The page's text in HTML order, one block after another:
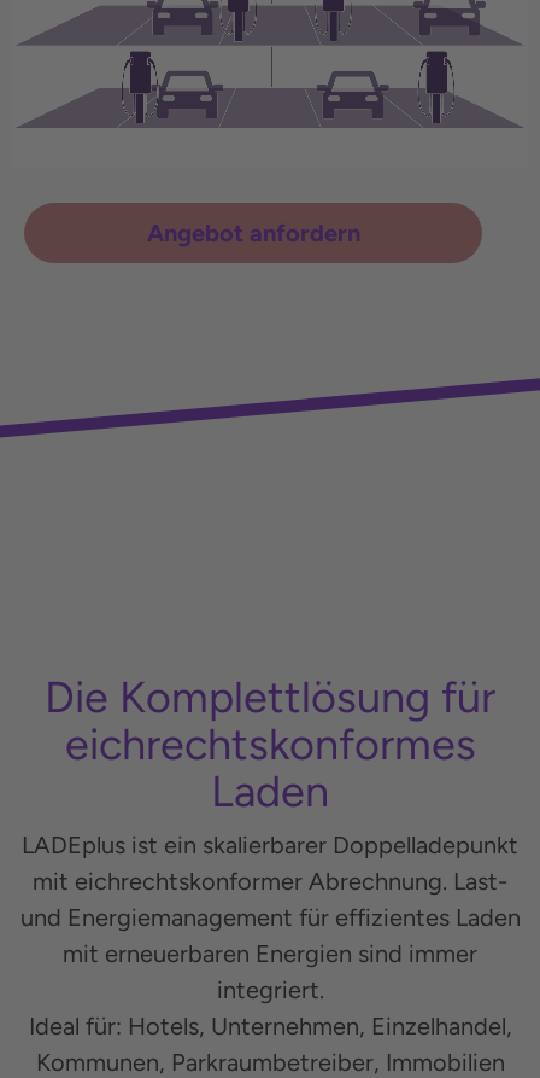
Angebot anfordern
Die Komplettlösung für
eichrechtskonformes
Laden
LADEplus ist ein skalierbarer Doppelladepunkt
mit eichrechtskonformer Abrechnung. Last-
und Energiemanagement für effizientes Laden
mit erneuerbaren Energien sind immer
integriert.
Ideal für: Hotels, Unternehmen, Einzelhandel,
Kommunen, Parkraumbetreiber, Immobilien